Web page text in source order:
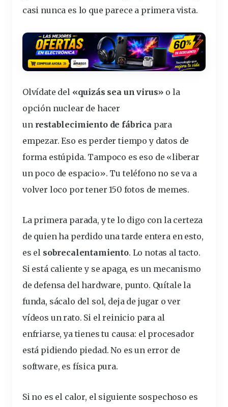
casi nunca es lo que parece a primera vista.
Olvídate del «quizás sea un virus» o la
opción nuclear de hacer
un restablecimientode fábrica para
empezar. Eso es perder tiempo y datos de
forma estúpida. Tampoco es eso de «liberar
un poco de espacio». Tu teléfono no se va a
volver loco por tener 150 fotos de memes.
La primera parada, y te lo digo con la certeza
de quien ha perdido una tarde entera en esto,
es el sobrecalentamiento. Lo notas al tacto.
Si está caliente y se apaga, es un mecanismo
de defensa delhardware, punto. Quítale la
funda, sácalo del sol, deja de jugar o ver
vídeos un rato. Si elreinicio para al
enfriarse, ya tienes tu causa: el procesador
está pidiendo piedad. No es un error de
software, es física pura.
Si no es el calor, el siguiente sospechoso es